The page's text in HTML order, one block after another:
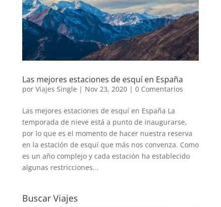
Las mejores estaciones de esquí en España
por Viajes Single | Nov 23, 2020| 0 Comentarios
Las mejores estaciones de esquí en España La
temporada de nieve está a punto de inaugurarse,
por lo que es el momento de hacer nuestra reserva
en la estación de esquí que más nos convenza. Como
es un año complejo y cada estación ha establecido
algunas restricciones...
Buscar Viajes